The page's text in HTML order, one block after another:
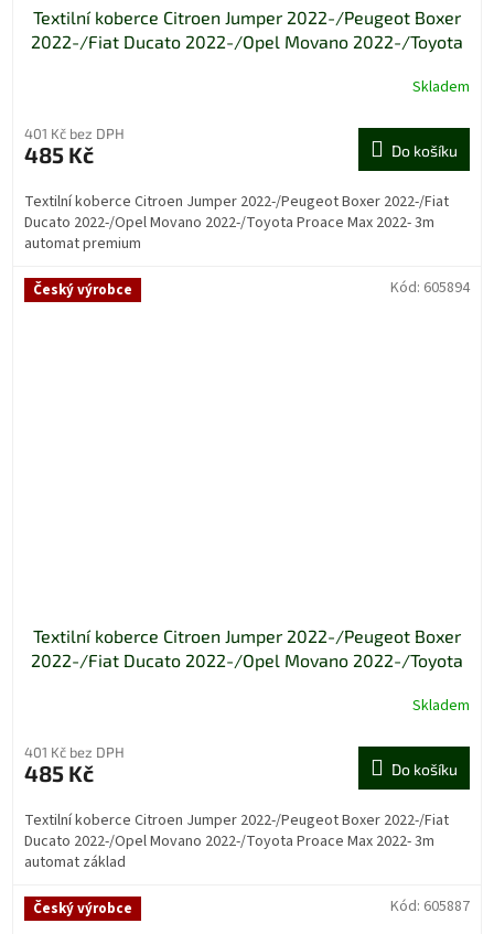
Textilní koberce Citroen Jumper 2022-/Peugeot Boxer
2022-/Fiat Ducato 2022-/Opel Movano 2022-/Toyota
Skladem
401 Kč bez DPH
485 Kč Do košíku
Textilní koberce Citroen Jumper 2022-/Peugeot Boxer 2022-/Fiat
Ducato 2022-/Opel Movano 2022-/Toyota Proace Max 2022- 3m
automat premium
Český výrobce
Textilní koberce Citroen Jumper 2022-/Peugeot Boxer
2022-/Fiat Ducato 2022-/Opel Movano 2022-/Toyota
Skladem
401 Kč bez DPH
485 Kč Do košíku
Textilní koberce Citroen Jumper 2022-/Peugeot Boxer 2022-/Fiat
Ducato 2022-/Opel Movano 2022-/Toyota Proace Max 2022- 3m
automat základ
Kód: 605894
Český výrobce Kód: 605887